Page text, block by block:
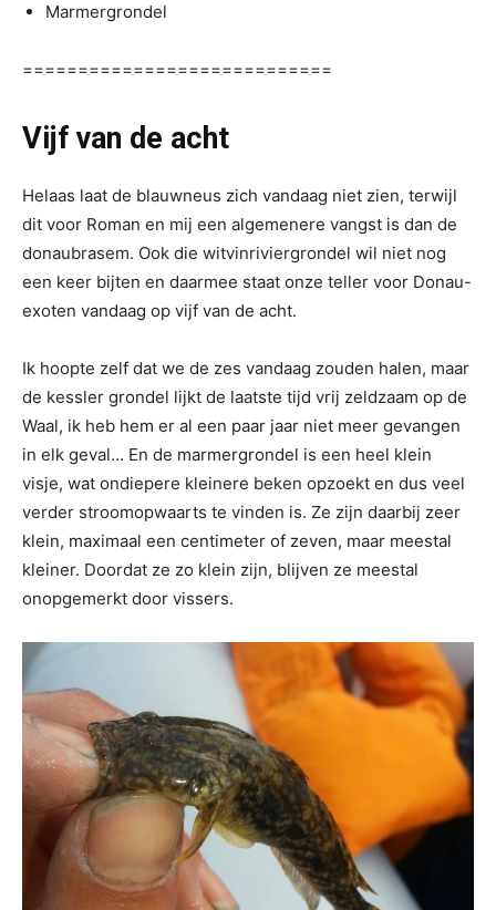
Marmergrondel
============================
Vijf van de acht
Helaas laat de blauwneus zich vandaag niet zien, terwijl
dit voor Roman en mij een algemenere vangst is dan de
donaubrasem. Ook die witvinriviergrondel wil niet nog
een keer bijten en daarmee staat onze teller voor Donau-
exoten vandaag op vijf van de acht.
Ik hoopte zelf dat we de zes vandaag zouden halen, maar
de kessler grondel lijkt de laatste tijd vrij zeldzaam op de
Waal, ik heb hem er al een paar jaar niet meer gevangen
in elk geval… En de marmergrondel is een heel klein
visje, wat ondiepere kleinere beken opzoekt en dus veel
verder stroomopwaarts te vinden is. Ze zijn daarbij zeer
klein, maximaal een centimeter of zeven, maar meestal
kleiner. Doordat ze zo klein zijn, blijven ze meestal
onopgemerkt door vissers.